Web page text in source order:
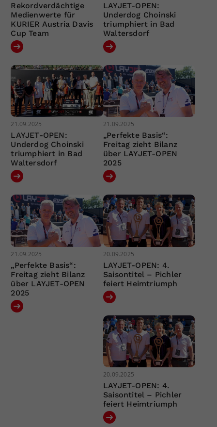
Rekordverdächtige
Medienwerte für
KURIER Austria Davis
Cup Team
LAYJET-OPEN:
Underdog Choinski
triumphiert in Bad
Waltersdorf
21.09.2025
LAYJET-OPEN:
Underdog Choinski
triumphiert in Bad
Waltersdorf
21.09.2025
„Perfekte Basis“:
Freitag zieht Bilanz
über LAYJET-OPEN
2025
21.09.2025
„Perfekte Basis“:
Freitag zieht Bilanz
über LAYJET-OPEN
2025
20.09.2025
LAYJET-OPEN: 4.
Saisontitel – Pichler
feiert Heimtriumph
20.09.2025
LAYJET-OPEN: 4.
Saisontitel – Pichler
feiert Heimtriumph